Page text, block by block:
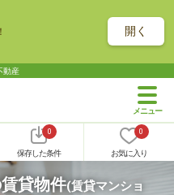
開く
動産
0
保存した条件
0
お気に入り
貸物件(賃貸マンショ